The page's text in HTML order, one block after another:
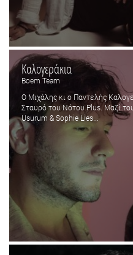
Καλογεράκια
Boem Team
Ο Μιχάλης κι ο Παντελής
Σταυρό του Νότου Plus. Μαζί
Usurum & Sophie Lies...